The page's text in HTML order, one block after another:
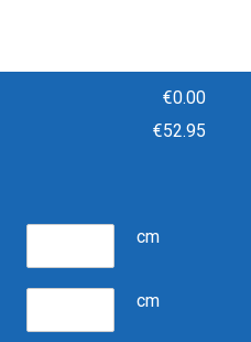
€0.00
€52.95
cm
cm